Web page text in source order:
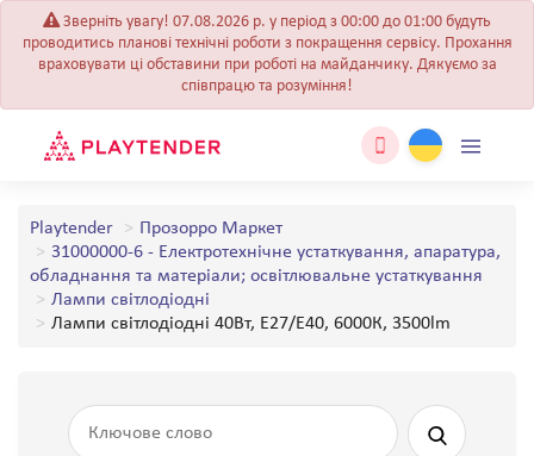
Зверніть увагу! 07.08.2026 р. у період з 00:00 до 01:00 будуть
проводитись планові технічні роботи з покращення сервісу. Прохання
враховувати ці обставини при роботі на майданчику. Дякуємо за
співпрацю та розуміння!
Playtender
Прозорро Маркет
31000000-6 - Електротехнічне устаткування, апаратура,
обладнання та матеріали; освітлювальне устаткування
Лампи світлодіодні
Лампи світлодіодні 40Вт, E27/E40, 6000К, 3500lm